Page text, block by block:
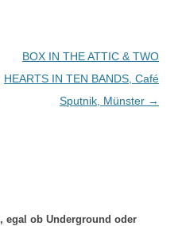
BOX IN THE ATTIC & TWO
HEARTS IN TEN BANDS, Café
Sputnik, Münster →
egal ob Underground oder